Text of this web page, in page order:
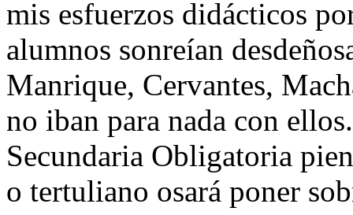
mis esfuerzos didácticos
alumnos sonreían
Manrique, Cervantes,
no iban para nada con
Secundaria Obligatoria
o tertuliano osará poner